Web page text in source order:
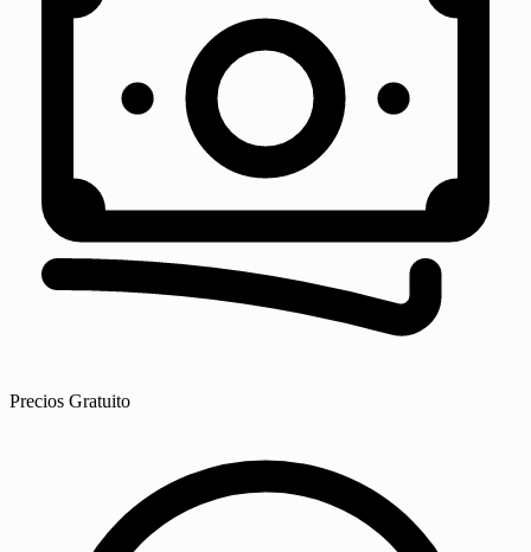
Precios Gratuito